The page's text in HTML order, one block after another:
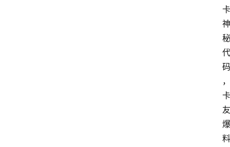
卡
神
秘
代
码
，
卡
友
爆
料